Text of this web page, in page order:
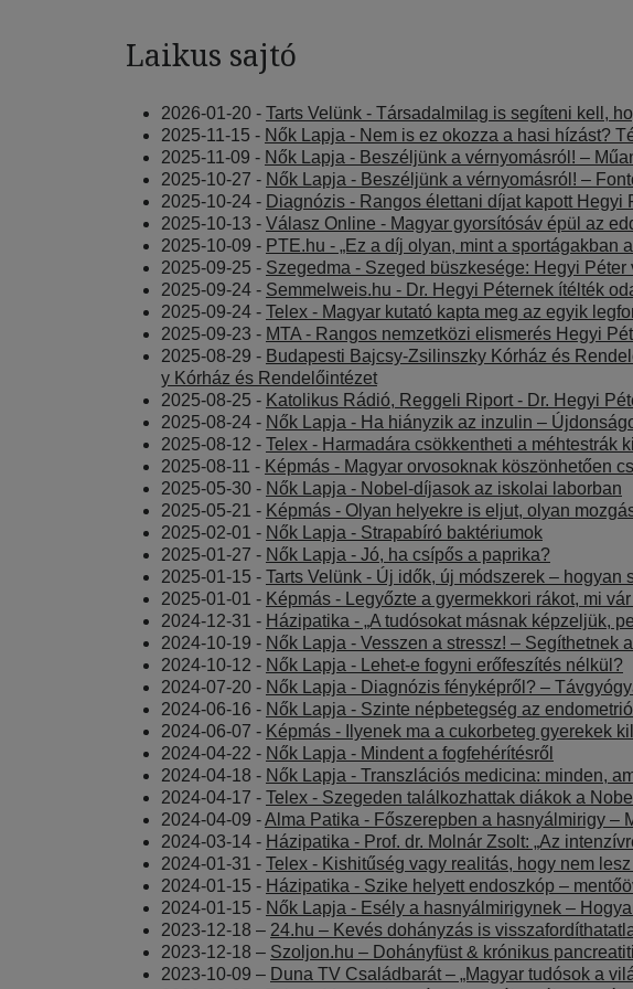
Laikus sajtó
2026-01-20 - Tarts Velünk - Társadalmilag is segíteni kell,
2025-11-15 - Nők Lapja - Nem is ez okozza a hasi hízást?
2025-11-09 - Nők Lapja - Beszéljünk a vérnyomásról! –
2025-10-27 - Nők Lapja - Beszéljünk a vérnyomásról! –
2025-10-24 - Diagnózis - Rangos élettani díjat kapott
2025-10-13 - Válasz Online - Magyar gyorsítósáv épül az
2025-10-09 - PTE.hu - „Ez a díj olyan, mint a sportágakban
2025-09-25 - Szegedma - Szeged büszkesége: Hegyi
2025-09-24 - Semmelweis.hu - Dr. Hegyi Péternek ítélték
2025-09-24 - Telex - Magyar kutató kapta meg az egyik
2025-09-23 - MTA - Rangos nemzetközi elismerés Hegyi
2025-08-29 - Budapesti Bajcsy-Zsilinszky Kórház és
y Kórház és Rendelőintézet
2025-08-25 - Katolikus Rádió, Reggeli Riport - Dr. Hegyi
2025-08-24 - Nők Lapja - Ha hiányzik az inzulin –
2025-08-12 - Telex - Harmadára csökkentheti a méhtestrák
2025-08-11 - Képmás - Magyar orvosoknak köszönhetően
2025-05-30 - Nők Lapja - Nobel-díjasok az iskolai laborban
2025-05-21 - Képmás - Olyan helyekre is eljut, olyan
2025-02-01 - Nők Lapja - Strapabíró baktériumok
2025-01-27 - Nők Lapja - Jó, ha csípős a paprika?
2025-01-15 - Tarts Velünk - Új idők, új módszerek –
2025-01-01 - Képmás - Legyőzte a gyermekkori rákot, mi
2024-12-31 - Házipatika - „A tudósokat másnak képzeljük,
2024-10-19 - Nők Lapja - Vesszen a stressz! – Segíthetnek
2024-10-12 - Nők Lapja - Lehet-e fogyni erőfeszítés nélkül?
2024-07-20 - Nők Lapja - Diagnózis fényképről? –
2024-06-16 - Nők Lapja - Szinte népbetegség az
2024-06-07 - Képmás - Ilyenek ma a cukorbeteg gyerekek
2024-04-22 - Nők Lapja - Mindent a fogfehérítésről
2024-04-18 - Nők Lapja - Transzlációs medicina: minden,
2024-04-17 - Telex - Szegeden találkozhattak diákok a
2024-04-09 -Alma Patika - Főszerepben a hasnyálmirigy –
2024-03-14 - Házipatika - Prof. dr. Molnár Zsolt: „Az
2024-01-31 - Telex - Kishitűség vagy realitás, hogy nem
2024-01-15 - Házipatika - Szike helyett endoszkóp –
2024-01-15 - Nők Lapja - Esély a hasnyálmirigynek –
2023-12-18 – 24.hu – Kevés dohányzás is
2023-12-18 – Szoljon.hu – Dohányfüst & krónikus
2023-10-09 – Duna TV Családbarát – „Magyar tudósok a